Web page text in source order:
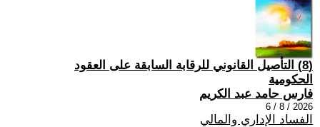
(8) التأصيل القانوني للرقابة السابقة على العقود
الحكومية
فارس حامد عبد الكريم
2026 / 8 / 6
الفساد الإداري والمالي